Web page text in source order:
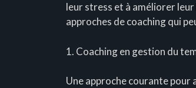
leur stress et à améliorer
approches de coaching qui
1. Coaching en gestion du
Une approche courante pour